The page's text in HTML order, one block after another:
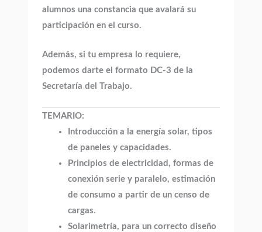
alumnos una constancia que avalará su
participación en el curso.
Además, si tu empresa lo requiere,
podemos darte el formato DC-3 de la
Secretaría del Trabajo.
TEMARIO:
Introducción a la energía solar, tipos
de paneles y capacidades.
Principios de electricidad, formas de
conexión serie y paralelo, estimación
de consumo a partir de un censo de
cargas.
Solarimetría, para un correcto diseño